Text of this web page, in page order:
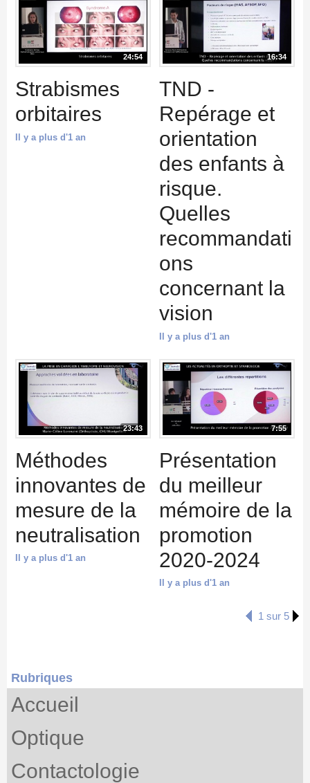
24:54
Strabismes
orbitaires
Il y a plus d'1 an
16:34
TND -
Repérage et
orientation
des enfants à
risque.
Quelles
recommandati
ons
concernant la
vision
Il y a plus d'1 an
23:43
Méthodes
innovantes de
mesure de la
neutralisation
Il y a plus d'1 an
7:55
Présentation
du meilleur
mémoire de la
promotion
2020-2024
Il y a plus d'1 an
1 sur 5
Rubriques
Accueil
Optique
Contactologie